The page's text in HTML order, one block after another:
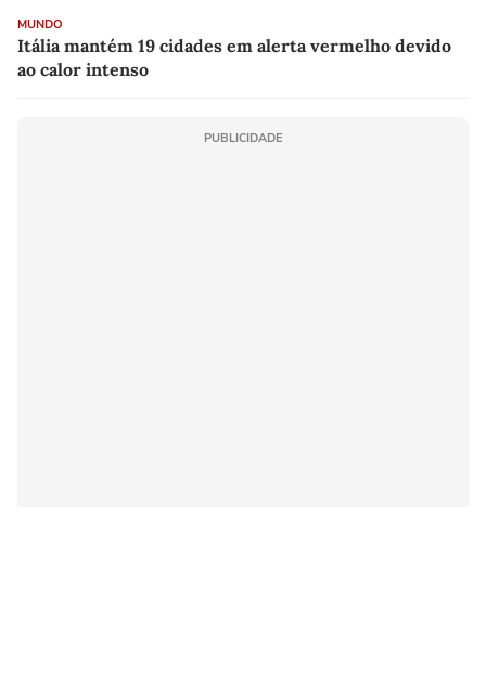
MUNDO
Itália mantém 19 cidades em alerta vermelho devido
ao calor intenso
PUBLICIDADE